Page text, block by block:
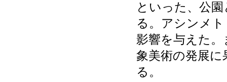
といった、公
る。アシンメ
影響を与えた
象美術の発展
る。